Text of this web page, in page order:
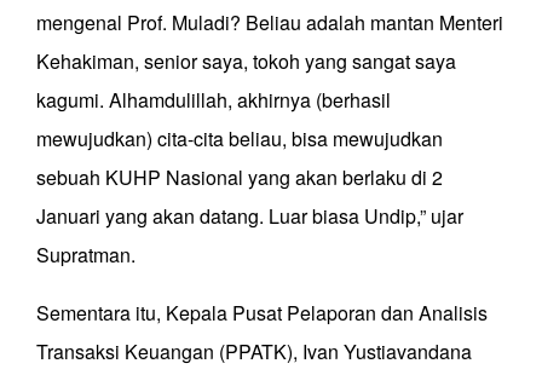
mengenal Prof. Muladi? Beliau adalah mantan Menteri
Kehakiman, senior saya, tokoh yang sangat saya
kagumi. Alhamdulillah, akhirnya (berhasil
mewujudkan) cita-cita beliau, bisa mewujudkan
sebuah KUHP Nasional yang akan berlaku di 2
Januari yang akan datang. Luar biasa Undip,” ujar
Supratman.
Sementara itu, Kepala Pusat Pelaporan dan Analisis
Transaksi Keuangan (PPATK), Ivan Yustiavandana